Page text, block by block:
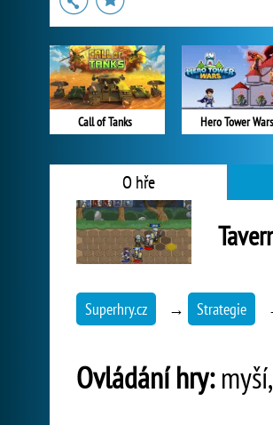
Call of Tanks Hero Tower Wars
O hře
Superhry.cz → Strategie
Ovládání hry: